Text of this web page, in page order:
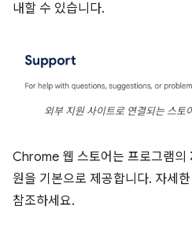
내할 수 있습니다.
외부 지원 사이트로 연결되는 스토
Chrome 웹 스토어는 프로그램의
원을 기본으로 제공합니다. 자세
참조하세요.